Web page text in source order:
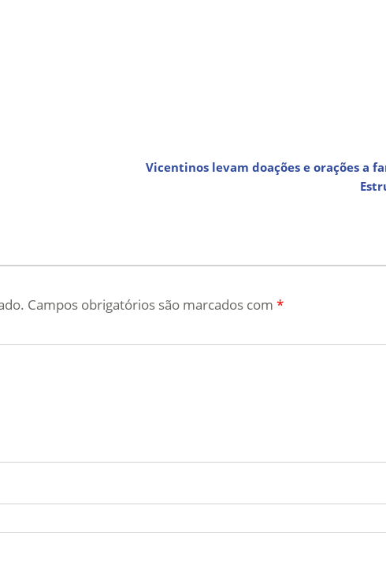
Vicentinos levam doações e orações a
Campos obrigatórios são marcados com *